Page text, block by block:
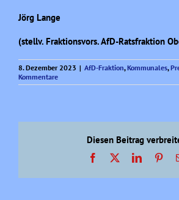
Jörg Lange
(stellv. Fraktionsvors. AfD-Ratsfraktion
8. Dezember 2023 | AfD-Fraktion,Kommunales,
Kommentare
Diesen Beitrag
Facebook LinkedIn